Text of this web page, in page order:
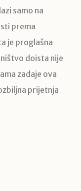
samo na
prema
je proglašna
doista nije
zadaje ova
prijetnja